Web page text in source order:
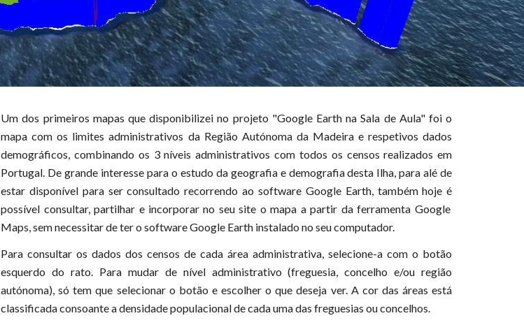
Um dos primeiros mapas que disponibilizeino projeto "Google Earth na Sala de Aula" foi o
mapa com os limites administrativos da Região Autónoma da Madeira e respetivos dados
demográficos, combinando os 3 níveis administrativos com todos os censos realizados em
Portugal. De grande interesse para o estudo da geografia e demografia desta Ilha,para alé de
estar disponível para ser consultado recorrendo ao software Google Earth, tambémhojeé
possível consultar, partilhar e incorporar no seu site o mapa a partir da ferramenta Google
Maps, sem necessitar de ter o software Google Earth instalado no seu computador.
Para consultar os dados dos censos de cada área administrativa, selecione-a com o botão
esquerdo do rato. Para mudar de nível administrativo (freguesia, concelho e/ou região
autónoma), só tem que selecionar o botão e escolher o que deseja ver. A cor das áreas está
classificada consoante a densidade populacional de cada uma das freguesias ou concelhos.